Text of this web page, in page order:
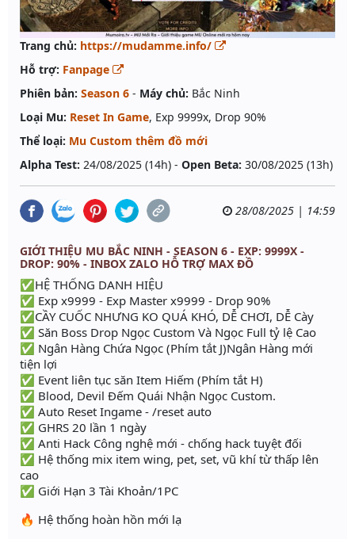
Trang chủ: https://mudamme.info/
Hỗ trợ: Fanpage
Phiên bản: Season 6 - Máy chủ: Bắc Ninh
Loại Mu: Reset In Game, Exp 9999x, Drop 90%
Thể loại: Mu Custom thêm đồ mới
Alpha Test: 24/08/2025 (14h) - Open Beta: 30/08/2025 (13h)
28/08/2025 | 14:59
GIỚI THIỆU MU BẮC NINH - SEASON 6 - EXP: 9999X -
DROP: 90% - INBOX ZALO HỖ TRỢ MAX ĐỒ
✅HỆ THỐNG DANH HIỆU
✅ Exp x9999 - Exp Master x9999 - Drop 90%
✅CẦY CUỐC NHƯNG KO QUÁ KHÓ, DỄ CHƠI, DỄ Cày
✅ Săn Boss Drop Ngọc Custom Và Ngọc Full tỷ lệ Cao
✅ Ngân Hàng Chứa Ngọc (Phím tắt J)Ngân Hàng mới
tiện lợi
✅ Event liên tục săn Item Hiếm (Phím tắt H)
✅ Blood, Devil Đếm Quái Nhận Ngọc Custom.
✅ Auto Reset Ingame - /reset auto
✅ GHRS 20 lần 1 ngày
✅ Anti Hack Công nghệ mới - chống hack tuyệt đối
✅ Hệ thống mix item wing, pet, set, vũ khí từ thấp lên
cao
✅ Giới Hạn 3 Tài Khoản/1PC
🔥 Hệ thống hoàn hồn mới lạ